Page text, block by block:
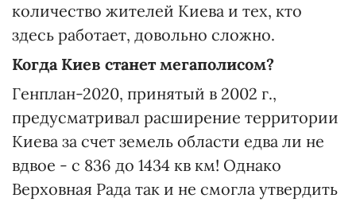
количество жителей Киева и тех, кто
здесь работает, довольно сложно.
Когда Киев станет мегаполисом?
Генплан-2020, принятый в 2002 г.,
предусматривал расширение территории
Киева за счет земель области едва ли не
вдвое - с 836 до 1434 кв км! Однако
Верховная Рада так и не смогла утвердить